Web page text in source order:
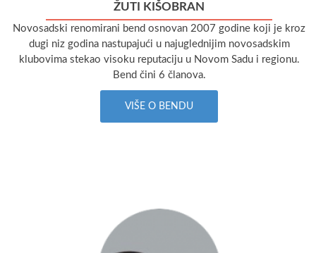
ŽUTI KIŠOBRAN
Novosadski renomirani bend osnovan 2007 godine koji je kroz
dugi niz godina nastupajući u najuglednijim novosadskim
klubovima stekao visoku reputaciju u Novom Sadu i regionu.
Bend čini 6 članova.
VIŠE O BENDU